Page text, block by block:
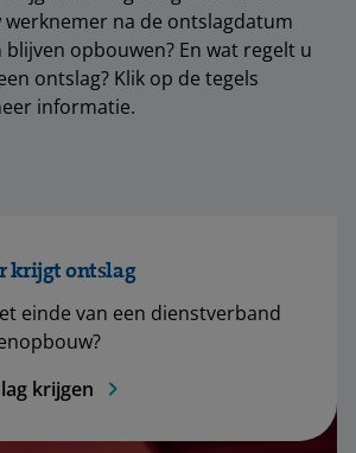
werknemer na de ontslagdatum
opbouwen? En wat regelt u
ontslag? Klik op de tegels
informatie.
krijgt ontslag
einde van een dienstverband
krijgen